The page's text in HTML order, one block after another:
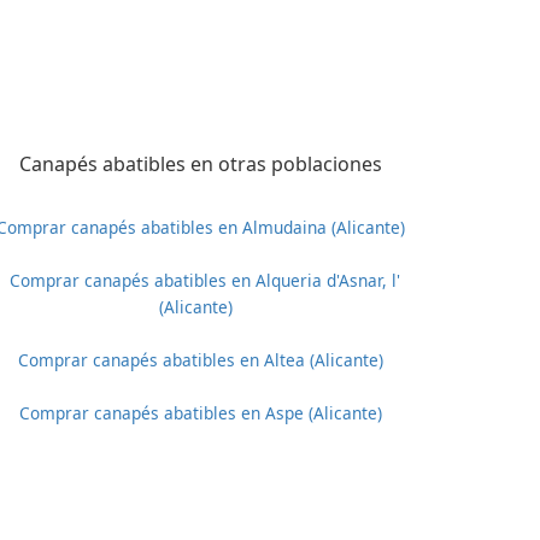
Canapés abatibles en otras poblaciones
canapés abatibles en Almudaina (Alicante)
Comprar canapés abatibles en Alqueria d'Asnar, l'
(Alicante)
Comprar canapés abatibles en Altea (Alicante)
Comprar canapés abatibles en Aspe (Alicante)